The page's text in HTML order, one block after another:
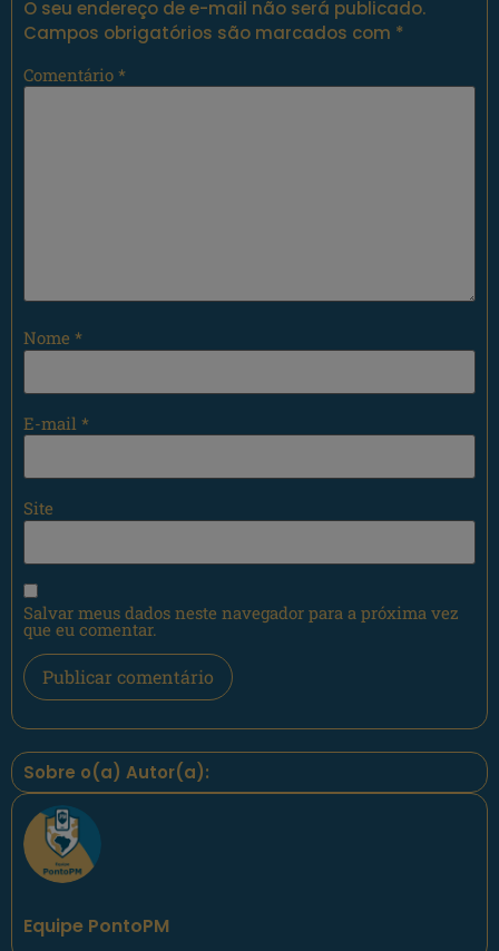
O seu endereço de e-mail não será publicado.
Campos obrigatórios são marcados com *
Comentário *
Nome *
E-mail *
Site
Salvar meus dados neste navegador para a próxima vez
que eu comentar.
Sobre o(a) Autor(a):
Equipe PontoPM